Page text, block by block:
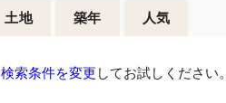
土地 築年 人気
検索条件を変更 してお試しください。